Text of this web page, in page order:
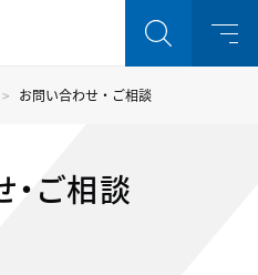
お問い合わせ・ご相談
ご相談